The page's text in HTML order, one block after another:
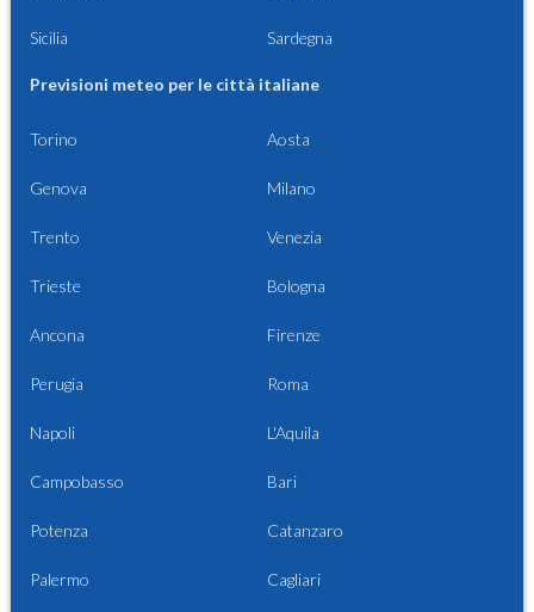
Sicilia Sardegna
Previsioni meteo per le città italiane
Torino Aosta
Genova Milano
Trento Venezia
Trieste Bologna
Ancona Firenze
Perugia Roma
Napoli L'Aquila
Campobasso Bari
Potenza Catanzaro
Palermo Cagliari